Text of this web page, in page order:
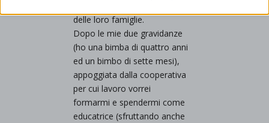
delle loro famiglie.
Dopo le mie due gravidanze
(ho una bimba di quattro anni
ed un bimbo di sette mesi),
appoggiata dalla cooperativa
per cui lavoro vorrei
formarmi e spendermi come
educatrice (sfruttando anche
wordpress_test_cookie
wp-settings-time-*
interagiscono con il nostro sito web.
Mostra dettagli
jetpackState[message]
Questa categoria include tutti i cookie, i domini e i servizi che non
rientrano nelle altre categorie specifiche o che non sono stati
esplicitamente categorizzati.
Mostra dettagli